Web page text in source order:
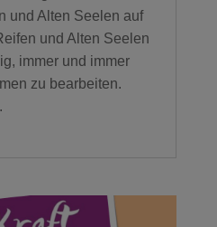
und Alten Seelen auf
und Alten Seelen
immer und immer
zu bearbeiten.